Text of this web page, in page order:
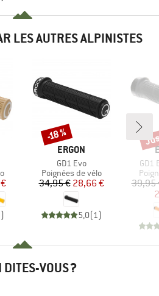
LES AUTRES ALPINISTES
)
MARQUE
ERGON
Article
GD1 Evo
Product group
Poignées de vélo
Prix
34,95 €Prix réduit
28,66 €
5,0(1)
Remise
-18 %
GD1
39,95
DITES-VOUS ?